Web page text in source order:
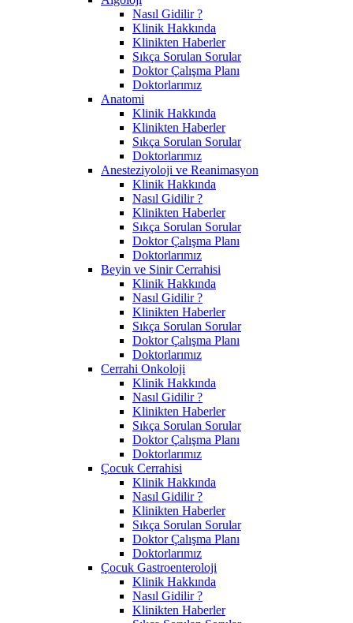
Nasıl Gidilir ?
Klinik Hakkında
Klinikten Haberler
Sıkça Sorulan Sorular
Doktor Çalışma Planı
Doktorlarımız
Anatomi
Klinik Hakkında
Klinikten Haberler
Sıkça Sorulan Sorular
Doktorlarımız
Anesteziyoloji ve Reanimasyon
Klinik Hakkında
Nasıl Gidilir ?
Klinikten Haberler
Sıkça Sorulan Sorular
Doktor Çalışma Planı
Doktorlarımız
Beyin ve Sinir Cerrahisi
Klinik Hakkında
Nasıl Gidilir ?
Klinikten Haberler
Sıkça Sorulan Sorular
Doktor Çalışma Planı
Doktorlarımız
Cerrahi Onkoloji
Klinik Hakkında
Nasıl Gidilir ?
Klinikten Haberler
Sıkça Sorulan Sorular
Doktor Çalışma Planı
Doktorlarımız
Çocuk Cerrahisi
Klinik Hakkında
Nasıl Gidilir ?
Klinikten Haberler
Sıkça Sorulan Sorular
Doktor Çalışma Planı
Doktorlarımız
Çocuk Gastroenteroloji
Klinik Hakkında
Nasıl Gidilir ?
Klinikten Haberler